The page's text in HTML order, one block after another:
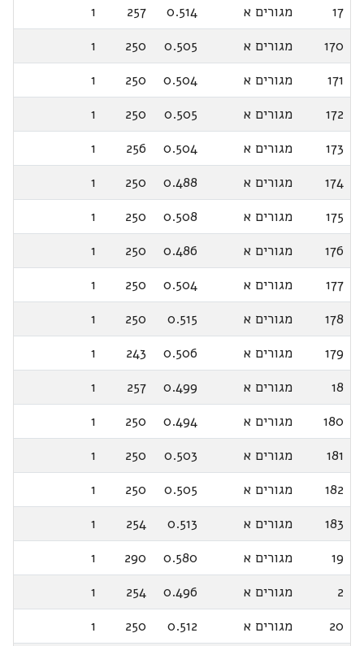
17 מגורים א 0.514
257
1
170
מגורים א 0.505
250
1
171
מגורים א 0.504
250
1
172
מגורים א 0.505
250
1
173
מגורים א 0.504
256
1
174
מגורים א 0.488
250
1
175
מגורים א 0.508
250
1
176
מגורים א 0.486
250
1
177
מגורים א 0.504
250
1
178
מגורים א 0.515
250
1
179
מגורים א 0.506
243
1
18
מגורים א 0.499
257
1
180
מגורים א 0.494
250
1
181
מגורים א 0.503
250
1
182
מגורים א 0.505
250
1
183
מגורים א 0.513
254
1
19
מגורים א 0.580
290
1
2
מגורים א 0.496
254
1
20
מגורים א 0.512
250
1